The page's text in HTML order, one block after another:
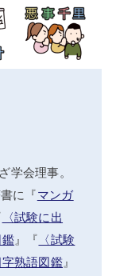
学会理事。
に『マンガ
〈試験に出
鑑』『 〈試験
熟語図鑑 』